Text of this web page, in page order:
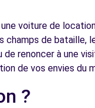
voiture de
champs de bataille,
renoncer à une
de vos envies du
?